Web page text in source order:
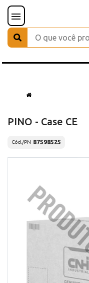
PINO - Case CE
Cód./PN 87598525